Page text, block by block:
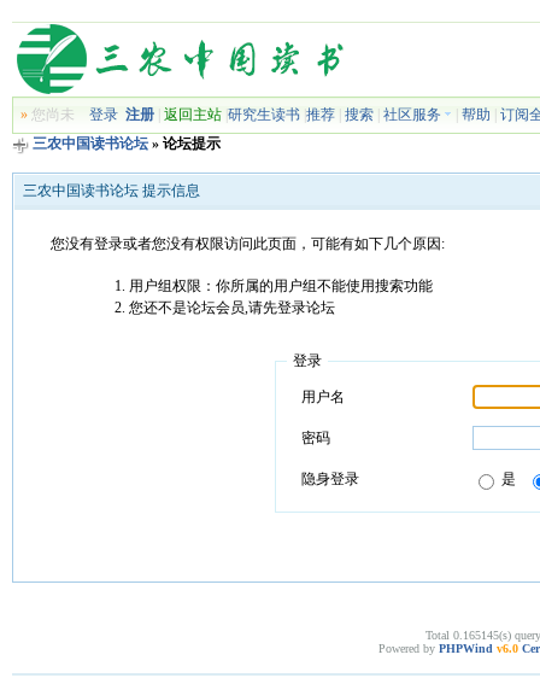
»您尚未 登录 注册| 返回主站| 研究生读书| 推荐| 搜索| 社区服务 帮助
订阅
三农中国读书论坛» 论坛提示
三农中国读书论坛 提示信息
您没有登录或者您没有权限访问此页面，可能有如下几个原因:
用户组权限：你所属的用户组不能使用搜索功能
您还不是论坛会员,请先登录论坛
登录
用户名
密码
隐身登录 是
Total 0.165145(s)
Powered by PHPWind v6.0